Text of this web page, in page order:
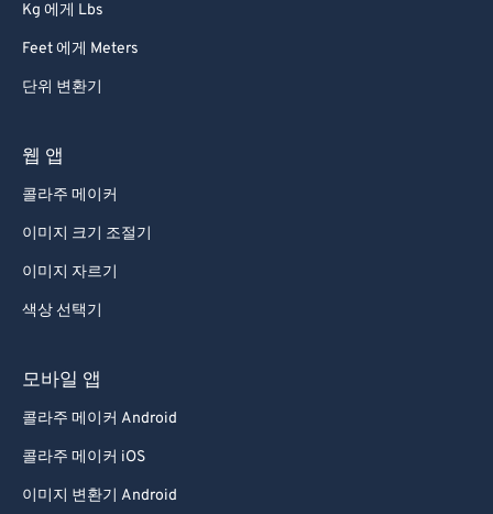
Kg 에게 Lbs
Feet 에게 Meters
단위 변환기
웹 앱
콜라주 메이커
이미지 크기 조절기
이미지 자르기
색상 선택기
모바일 앱
콜라주 메이커 Android
콜라주 메이커 iOS
이미지 변환기 Android